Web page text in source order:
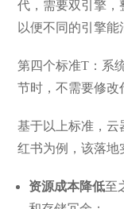
代，需要双引擎，
以便不同的引擎能
第四个标准T：系
节时，不需要修改
基于以上标准，云
红书为例，该落地
资源成本降低至